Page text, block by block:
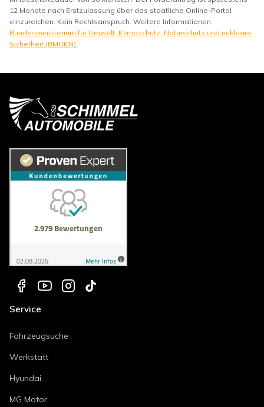
12 Monate nach Erstzulassung über das staatliche Online-Portal
einzureichen. Kein Rechtsanspruch. Weitere Informationen:
Bundesministerium für Umwelt, Klimaschutz, Naturschutz und nukleare
Sicherheit (BMUKN).
Service
Fahrzeugsuche
Werkstatt
Hyundai
MG Motor